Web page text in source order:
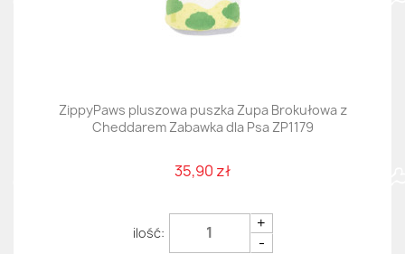
ZippyPaws pluszowa puszka Zupa Brokułowa z
Cheddarem Zabawka dla Psa ZP1179
35,90 zł
+
-